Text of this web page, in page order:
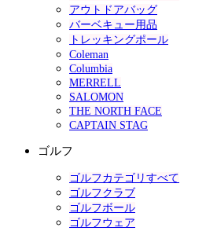
アウトドアバッグ
バーベキュー用品
トレッキングポール
Coleman
Columbia
MERRELL
SALOMON
THE NORTH FACE
CAPTAIN STAG
ゴルフ
ゴルフカテゴリすべて
ゴルフクラブ
ゴルフボール
ゴルフウェア